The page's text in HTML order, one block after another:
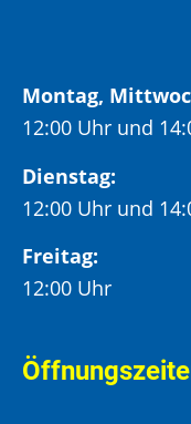
Montag,
12:00 Uhr und
12:00 Uhr und
12:00 Uhr